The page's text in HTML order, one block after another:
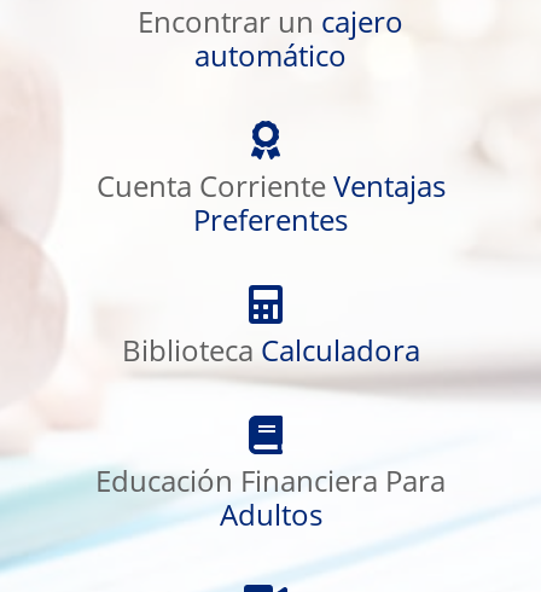
Encontrar un cajero
automático
cajero
automático
Cuenta CorrienteVentajas
Preferentes
Cuenta
Corriente
Ventajas
Preferentes
Biblioteca Calculadora
Biblioteca
Calculadora
Educación Financiera Para
Adultos
Educación
Financiera
Para
Adultos
Videos